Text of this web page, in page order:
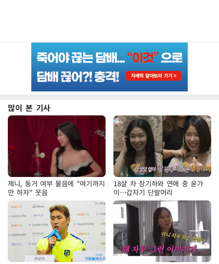
많이 본 기사
제니, 동거 여부 물음에 "여기까지
만 하자" 웃음
18살 차 장기하와 연애 중 윤가
이…갑자기 단발머리